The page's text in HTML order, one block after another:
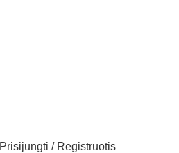
Prisijungti / Registruotis